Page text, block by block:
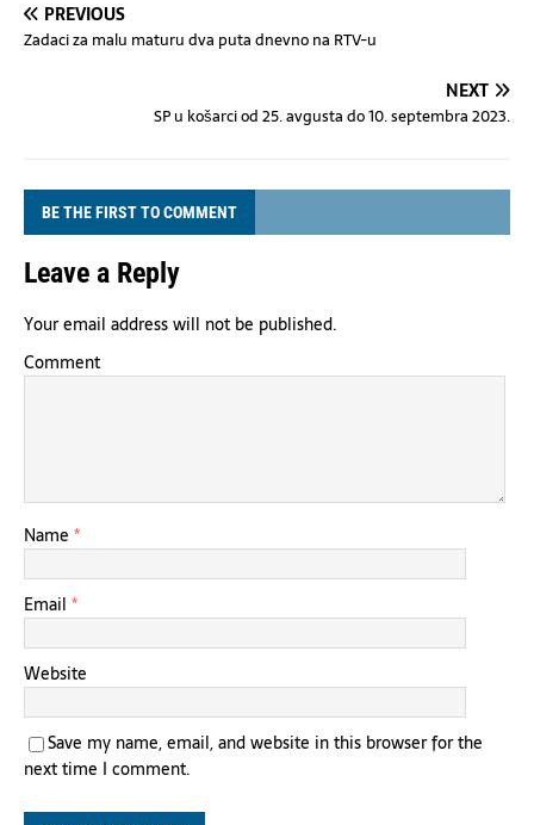
PREVIOUS
Zadaci za malu maturu dva puta dnevno na RTV-u
NEXT
SP u košarci od 25. avgusta do 10. septembra 2023.
BE THE FIRST TO COMMENT
Leave a Reply
Your email address will not be published.
Comment
Name *
Email *
Website
Save my name, email, and website in this browser for the
next time I comment.